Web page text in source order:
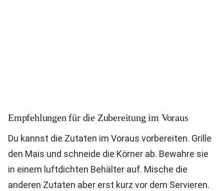
Empfehlungen für die Zubereitung im Voraus
Du kannst die Zutaten im Voraus vorbereiten. Grille
den Mais und schneide die Körner ab. Bewahre sie
in einem luftdichten Behälter auf. Mische die
anderen Zutaten aber erst kurz vor dem Servieren.